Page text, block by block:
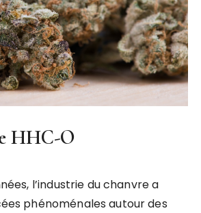
HHC-O
l’industrie du chanvre a
phénoménales autour des